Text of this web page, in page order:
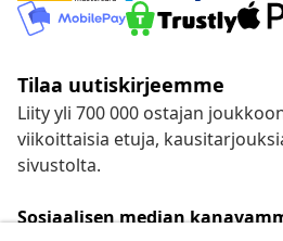
Tilaa uutiskirjeemme
Liity yli 700 000 ostajan
viikoittaisia etuja,
sivustolta.
Sosiaalisen median